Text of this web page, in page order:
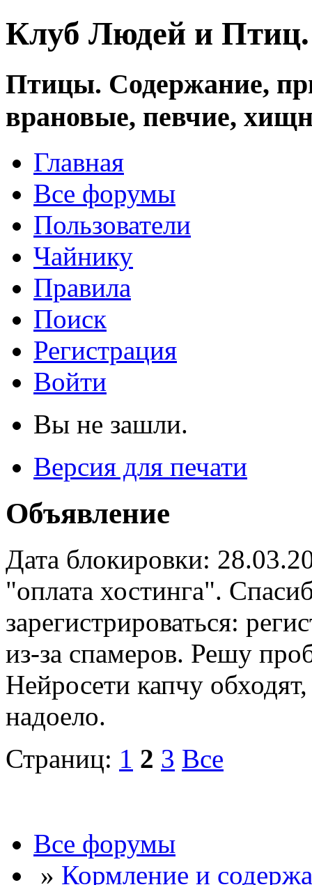
Клуб Людей и
Птицы. Содержание,
врановые, певчие,
Главная
Все форумы
Пользователи
Чайнику
Правила
Поиск
Регистрация
Войти
Вы не зашли.
Версия для печати
Объявление
Дата блокировки:
"оплата хостинга".
зарегистрироваться:
из-за спамеров. Решу
Нейросети капчу
надоело.
Страниц: 1 2 3 Все
Все форумы
» Кормление и